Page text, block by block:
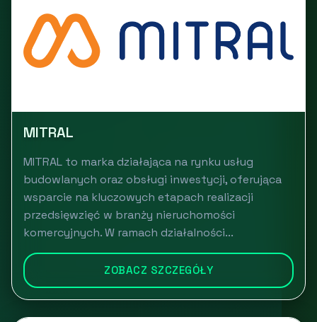
MITRAL
MITRAL to marka działająca na rynku usług
budowlanych oraz obsługi inwestycji, oferująca
wsparcie na kluczowych etapach realizacji
przedsięwzięć w branży nieruchomości
komercyjnych. W ramach działalności...
ZOBACZ SZCZEGÓŁY